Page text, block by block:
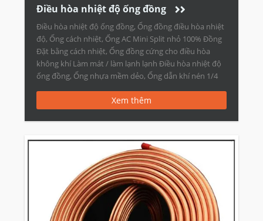
Điều hòa nhiệt độ ống đồng
Điều hòa nhiệt độ ống đồng, Ống đồng điều hòa nhiệt
độ, Ống cách nhiệt, Ống AC Mini Split nhỏ 100% Đồng
Đặt bằng cách nhiệt, Ống đồng cứng cho điều hòa
không khí Làm mát / làm lạnh lạnh Điều hòa nhiệt độ
ống đồng, Ống nhựa mềm dẻo, Ống dẫn khí nén 1/4
Xem thêm